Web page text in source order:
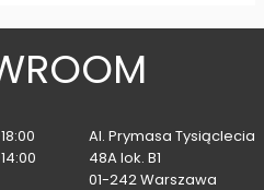
Al. Prymasa Tysiąclecia
48A lok. B1
01-242 Warszawa